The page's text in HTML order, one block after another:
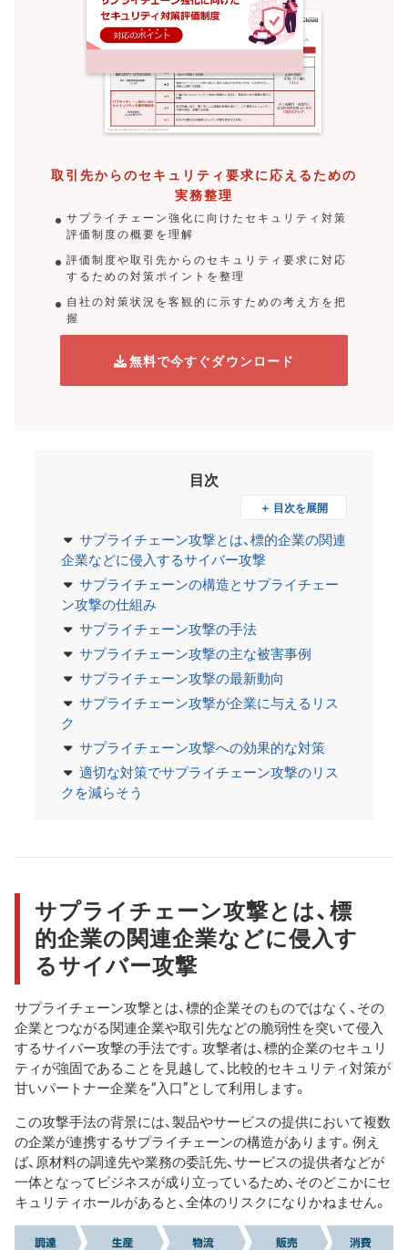
取引先からのセキュリティ要求に応えるための
実務整理
サプライチェーン強化に向けたセキュリティ対策
評価制度の概要を理解
評価制度や取引先からのセキュリティ要求に対応
するための対策ポイントを整理
自社の対策状況を客観的に示すための考え方を把
握
無料で今すぐダウンロード
目次
＋ 目次を展開
サプライチェーン攻撃とは、標的企業の関連
企業などに侵入するサイバー攻撃
サプライチェーンの構造とサプライチェー
ン攻撃の仕組み
サプライチェーン攻撃の手法
サプライチェーン攻撃の主な被害事例
サプライチェーン攻撃の最新動向
サプライチェーン攻撃が企業に与えるリス
ク
サプライチェーン攻撃への効果的な対策
適切な対策でサプライチェーン攻撃のリス
クを減らそう
サプライチェーン攻撃とは、標
的企業の関連企業などに侵入す
るサイバー攻撃
サプライチェーン攻撃とは、標的企業そのものではなく、その
企業とつながる関連企業や取引先などの脆弱性を突いて侵入
するサイバー攻撃の手法です。攻撃者は、標的企業のセキュリ
ティが強固であることを見越して、比較的セキュリティ対策が
甘いパートナー企業を“入口”として利用します。
この攻撃手法の背景には、製品やサービスの提供において複数
の企業が連携するサプライチェーンの構造があります。例え
ば、原材料の調達先や業務の委託先、サービスの提供者などが
一体となってビジネスが成り立っているため、そのどこかにセ
キュリティホールがあると、全体のリスクになりかねません。